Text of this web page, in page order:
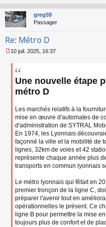
u
greg59
Passager
Re: Métro D
e
10 juil. 2025, 16:37
Une nouvelle étape
métro D
Les marchés relatifs à la
mise en œuvre d'automates de
d'administration de SYTRAL
En 1974, les Lyonnais
façonné la ville et la mobilité de
lignes, 32km de voies et 42
représente chaque année plus
transports en commun lyonnais
Le métro lyonnais qui fêtait en
premier tronçon de la ligne C,
préparer l'avenir tout en
opérationnelles le présent. Ce
ligne B pour permettre la mise
toujours plus de confort et de